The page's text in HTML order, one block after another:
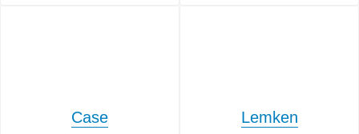
Case Lemken